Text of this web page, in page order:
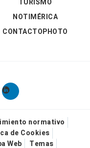
TURISMO
NOTIMÉRICA
CONTACTOPHOTO
normativo
de Cookies
Web Temas